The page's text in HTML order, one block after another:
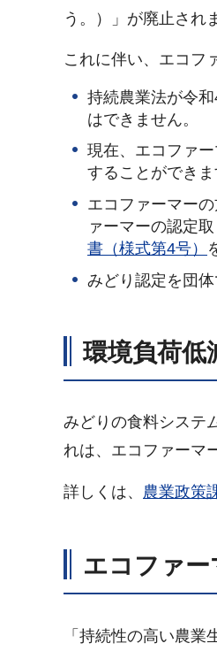
う。）」が廃止され
これに伴い、エコフ
持続農業法が令
はできません。
現在、エコファ
することができ
エコファーマー
ァーマーの認定
書（様式第4号）
みどり認定を団
環境負荷低
みどりの食料システ
れは、エコファーマ
詳しくは、 農業政策
エコファー
「持続性の高い農